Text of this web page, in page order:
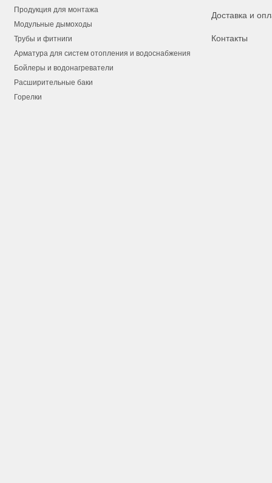
Продукция для монтажа
Модульные дымоходы
Трубы и фитниги
Арматура для систем отопления и водоснабжения
Бойлеры и водонагреватели
Расширительные баки
Горелки
Доставка и
Контакты